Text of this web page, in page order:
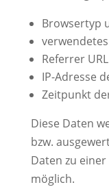
Browsertyp
Referrer
IP-Adresse
Zeitpunkt
Diese Daten
bzw.
Daten zu
möglich.